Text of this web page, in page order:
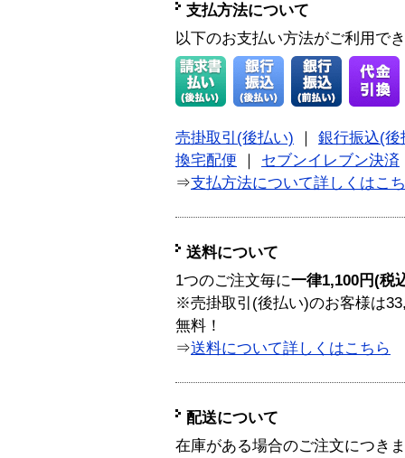
支払方法について
以下のお支払い方法がご利用で
売掛取引(後払い) ｜ 銀行振込(後
換宅配便 ｜ セブンイレブン決済
⇒支払方法について詳しくはこ
送料について
1つのご注文毎に一律1,100円(税
※売掛取引(後払い)のお客様は
無料！
⇒送料について詳しくはこちら
配送について
在庫がある場合のご注文につき